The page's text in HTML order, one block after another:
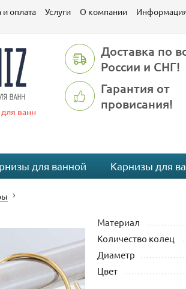
и оплата Услуги О компании
ванн
Доставка по
России и СНГ!
Гарантия от
провисания!
для ванной Карнизы для
Материал
Количество колец
Диаметр
Цвет